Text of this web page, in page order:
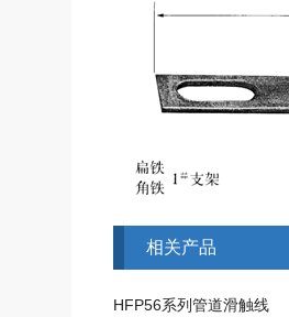
相关产品
HFP56系列管道滑触线